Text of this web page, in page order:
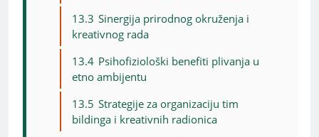
13.3 Sinergija prirodnog okruženja i
kreativnog rada
13.4 Psihofiziološki benefiti plivanja u
etno ambijentu
13.5 Strategije za organizaciju tim
bildinga i kreativnih radionica